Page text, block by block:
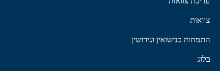
צוואות
התמחות בנישואין וגירושין
בלוג